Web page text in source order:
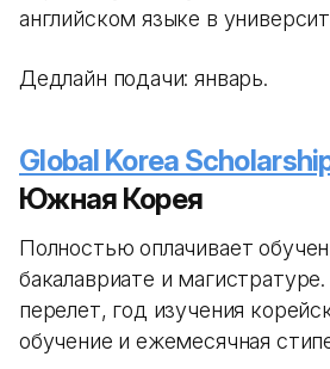
английском языке в
Дедлайн подачи: январь.
Global Korea
Южная Корея
Полностью оплачивает
бакалавриате и
перелет, год изучения
обучение и ежемесячная